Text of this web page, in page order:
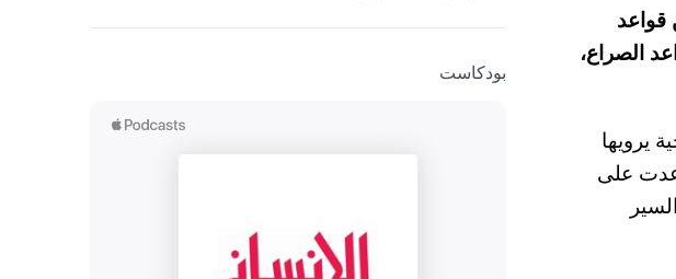
قواعد
الصراع،
يرويها
على
بودكاست